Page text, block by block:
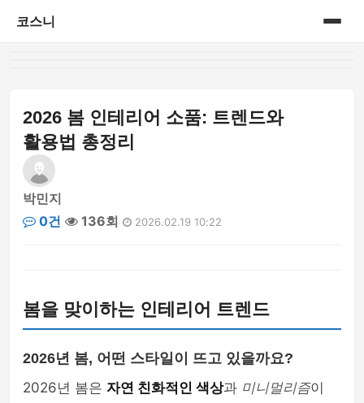
코스니
2026 봄 인테리어 소품: 트렌드와
활용법 총정리
박민지
0건
136회 2026.02.19 10:22
봄을 맞이하는 인테리어 트렌드
2026년 봄, 어떤 스타일이 뜨고 있을까요?
2026년 봄은 자연 친화적인 색상과 미니멀리즘이